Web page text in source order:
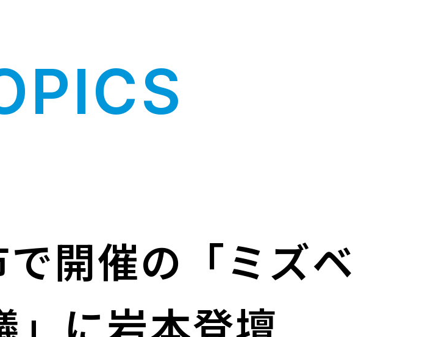
開催の「ミズベ